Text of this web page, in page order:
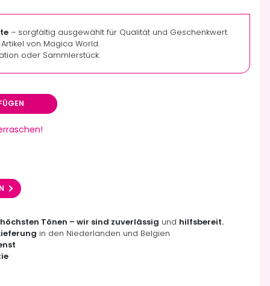
– sorgfältig ausgewählt für Qualität und Geschenkwert.
von Magica World.
oder Sammlerstück.
Tönen – wir sind zuverlässig und hilfsbereit.
in den Niederlanden und Belgien